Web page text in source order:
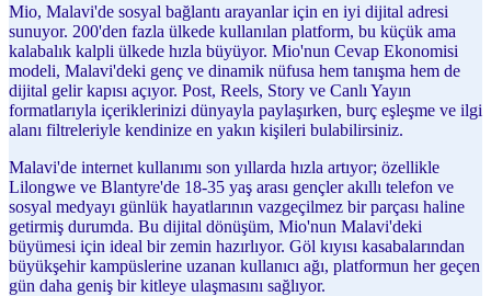
Mio, Malavi'de sosyal bağlantı arayanlar için en iyi dijital adresi
sunuyor. 200'den fazla ülkede kullanılan platform, bu küçük ama
kalabalık kalpli ülkede hızla büyüyor. Mio'nun Cevap Ekonomisi
modeli, Malavi'deki genç ve dinamik nüfusa hem tanışma hem de
dijital gelir kapısı açıyor. Post, Reels, Story ve Canlı Yayın
formatlarıyla içeriklerinizi dünyayla paylaşırken, burç eşleşme ve ilgi
alanı filtreleriyle kendinize en yakın kişileri bulabilirsiniz.
Malavi'de internet kullanımı son yıllarda hızla artıyor; özellikle
Lilongwe ve Blantyre'de 18-35 yaş arası gençler akıllı telefon ve
sosyal medyayı günlük hayatlarının vazgeçilmez bir parçası haline
getirmiş durumda. Bu dijital dönüşüm, Mio'nun Malavi'deki
büyümesi için ideal bir zemin hazırlıyor. Göl kıyısı kasabalarından
büyükşehir kampüslerine uzanan kullanıcı ağı, platformun her geçen
gün daha geniş bir kitleye ulaşmasını sağlıyor.